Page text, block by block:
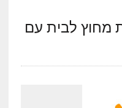
מחוץ לבית עם